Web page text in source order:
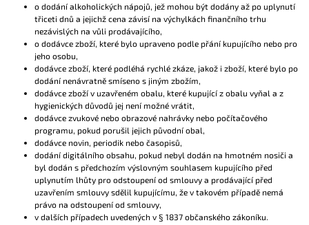
o dodání alkoholických nápojů, jež mohou být dodány až po uplynutí
třiceti dnů a jejichž cena závisí na výchylkách finančního trhu
nezávislých na vůli prodávajícího,
o dodávce zboží, které bylo upraveno podle přání kupujícího nebo pro
jeho osobu,
dodávce zboží, které podléhá rychlé zkáze, jakož i zboží, které bylo po
dodání nenávratně smíseno s jiným zbožím,
dodávce zboží v uzavřeném obalu, které kupující z obalu vyňal a z
hygienických důvodů jej není možné vrátit,
dodávce zvukové nebo obrazové nahrávky nebo počítačového
programu, pokud porušil jejich původní obal,
dodávce novin, periodik nebo časopisů,
dodání digitálního obsahu, pokud nebyl dodán na hmotném nosiči a
byl dodán s předchozím výslovným souhlasem kupujícího před
uplynutím lhůty pro odstoupení od smlouvy a prodávající před
uzavřením smlouvy sdělil kupujícímu, že v takovém případě nemá
právo na odstoupení od smlouvy,
v dalších případech uvedených v § 1837 občanského zákoníku.